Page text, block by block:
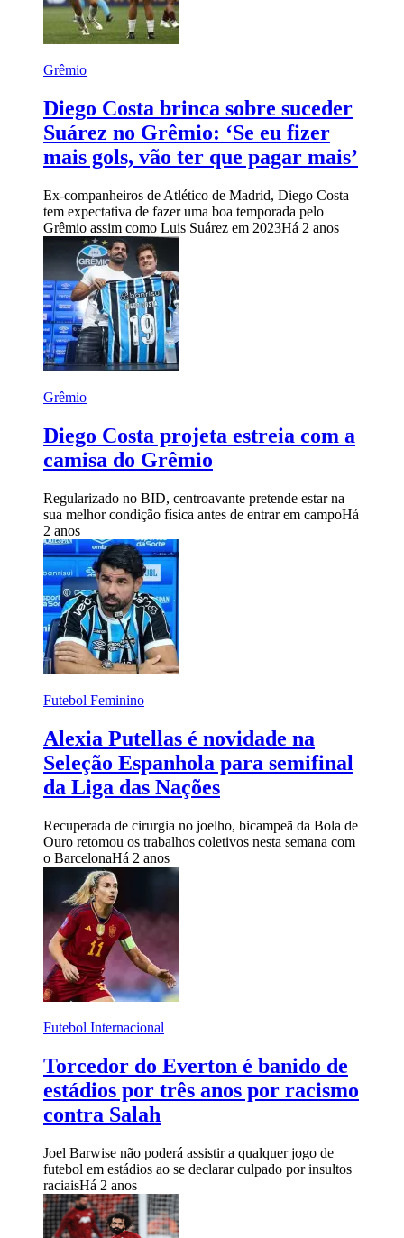
Grêmio
Diego Costa brinca sobre suceder
Suárez no Grêmio: ‘Se eu fizer
mais gols, vão ter que pagar mais’
Ex-companheiros de Atlético de Madrid, Diego Costa
tem expectativa de fazer uma boa temporada pelo
Grêmio assim como Luis Suárez em 2023Há 2 anos
Grêmio
Diego Costa projeta estreia com a
camisa do Grêmio
Regularizado no BID, centroavante pretende estar na
sua melhor condição física antes de entrar em campoHá
2 anos
Futebol Feminino
Alexia Putellas é novidade na
Seleção Espanhola para semifinal
da Liga das Nações
Recuperada de cirurgia no joelho, bicampeã da Bola de
Ouro retomou os trabalhos coletivos nesta semana com
o BarcelonaHá 2 anos
Futebol Internacional
Torcedor do Everton é banido de
estádios por três anos por racismo
contra Salah
Joel Barwise não poderá assistir a qualquer jogo de
futebol em estádios ao se declarar culpado por insultos
raciaisHá 2 anos